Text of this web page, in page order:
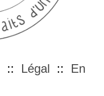
:: Légal :: En